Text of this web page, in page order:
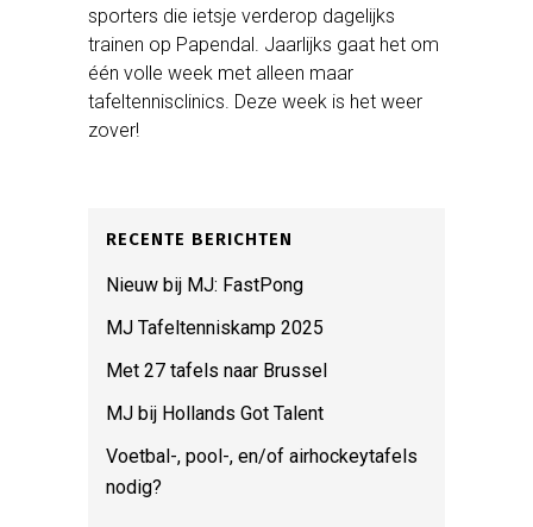
sporters die ietsje verderop dagelijks
trainen op Papendal. Jaarlijks gaat het om
één volle week met alleen maar
tafeltennisclinics. Deze week is het weer
zover!
RECENTE BERICHTEN
Nieuw bij MJ: FastPong
MJ Tafeltenniskamp 2025
Met 27 tafels naar Brussel
MJ bij Hollands Got Talent
Voetbal-, pool-, en/of airhockeytafels
nodig?